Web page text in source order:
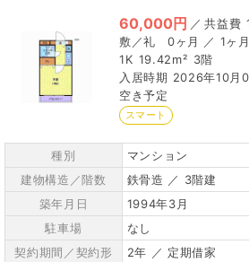
60,000円 ／
0ヶ月 ／ 1ヶ月
1K 19.42m² 3階
2026年10月
空き予定
スマート
種別
マンション
建物構造／階数
鉄骨造 ／ 3階建
築年月日
1994年3月
駐車場
なし
契約期間／契約形
2年 ／ 定期借家